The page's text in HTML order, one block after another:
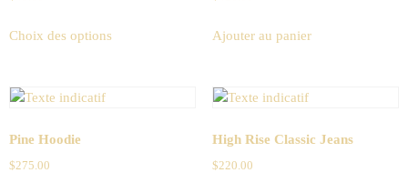
Choix des options Ajouter au panier
Pine Hoodie
$275.00
High Rise Classic Jeans
$220.00